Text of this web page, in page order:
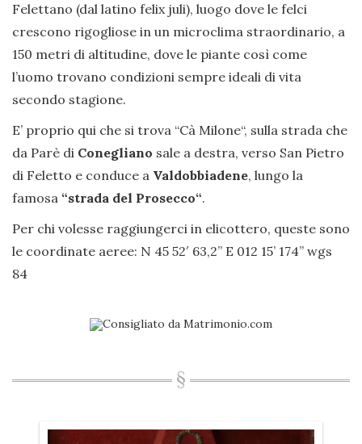
Felettano (dal latino felix juli), luogo dove le felci
crescono rigogliose in un microclima straordinario, a
150 metri di altitudine, dove le piante così come
l’uomo trovano condizioni sempre ideali di vita
secondo stagione.
E’ proprio qui che si trova “Cà Milone“, sulla strada che
da Parè di Conegliano sale a destra, verso San Pietro
di Feletto e conduce a Valdobbiadene, lungo la
famosa “strada del Prosecco“.
Per chi volesse raggiungerci in elicottero, queste sono
le coordinate aeree: N 45 52′ 63,2” E 012 15’ 174’’ wgs
84